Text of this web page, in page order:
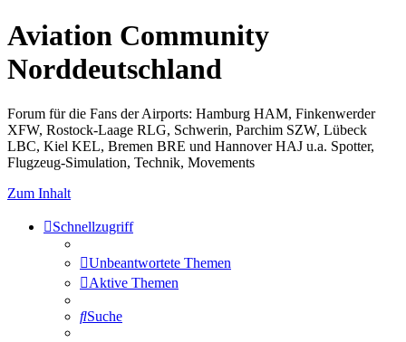
Aviation Community
Norddeutschland
Forum für die Fans der Airports: Hamburg HAM, Finkenwerder
XFW, Rostock-Laage RLG, Schwerin, Parchim SZW, Lübeck
LBC, Kiel KEL, Bremen BRE und Hannover HAJ u.a. Spotter,
Flugzeug-Simulation, Technik, Movements
Zum Inhalt
Schnellzugriff
Unbeantwortete Themen
Aktive Themen
Suche